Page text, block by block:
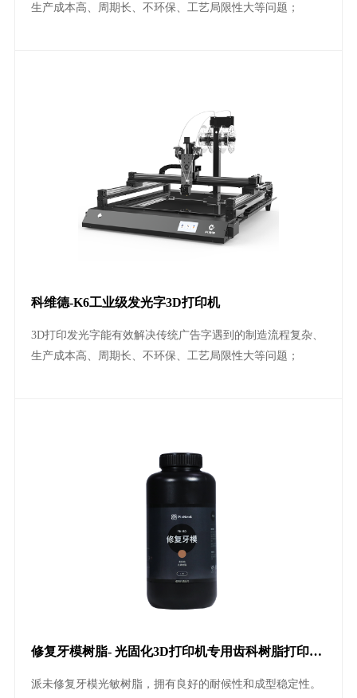
生产成本高、周期长、不环保、工艺局限性大等问题；
科维德-K6工业级发光字3D打印机
3D打印发光字能有效解决传统广告字遇到的制造流程复杂、
生产成本高、周期长、不环保、工艺局限性大等问题；
修复牙模树脂- 光固化3D打印机专用齿科树脂打印树
派未修复牙模光敏树脂，拥有良好的耐候性和成型稳定性。